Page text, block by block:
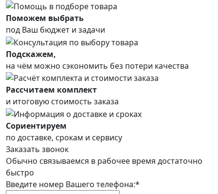
Поможем выбрать
под Ваш бюджет и задачи
Подскажем,
на чём можно сэкономить без потери качества
Рассчитаем комплект
и итоговую стоимость заказа
Сориентируем
по доставке, срокам и сервису
Заказать звонок
Обычно связываемся в рабочее время достаточно
быстро
Введите номер Вашего телефона:*